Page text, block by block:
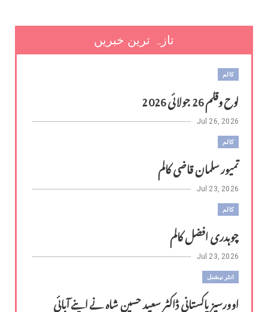
تازہ ترین خبریں
کالم
لوح وقلم 26 جولائی 2026
Jul 26, 2026
کالم
تمیور سلمان قاضی کالم
Jul 23, 2026
کالم
چوہدری افضل کالم
Jul 23, 2026
انٹر نیشنل
اوورسیز پاکستانی ڈاکٹر سعید حسین شاہ نے اپنے آبائی